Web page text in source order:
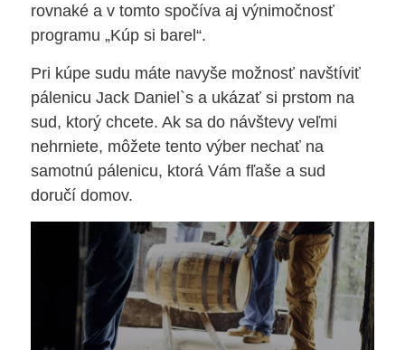
rovnaké a v tomto spočíva aj výnimočnosť
programu „Kúp si barel“.
Pri kúpe sudu máte navyše možnosť navštíviť
pálenicu Jack Daniel`s a ukázať si prstom na
sud, ktorý chcete. Ak sa do návštevy veľmi
nehrniete, môžete tento výber nechať na
samotnú pálenicu, ktorá Vám fľaše a sud
doručí domov.